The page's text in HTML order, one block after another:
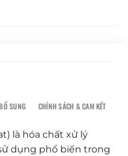
SUNG CHÍNH SÁCH & CAM KẾT
là hóa chất xử lý
dụng phổ biến trong